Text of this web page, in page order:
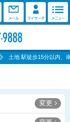
土地 駅徒歩15分以内、
変更